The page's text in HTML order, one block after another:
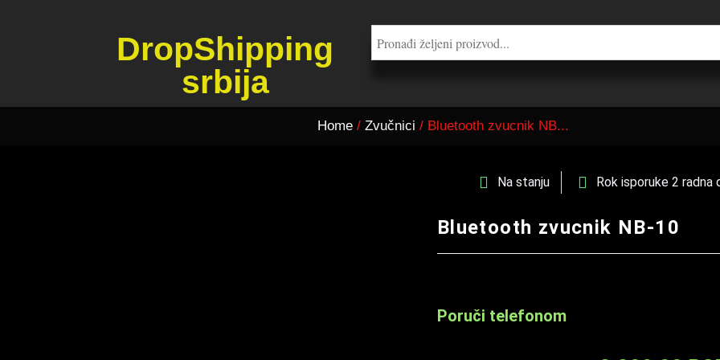
DropShipping
srbija
Home / Zvučnici / Bluetooth zvucnik NB...
Na stanju Rok isporuke 2 radna
Bluetooth zvucnik NB-10
Poruči telefonom